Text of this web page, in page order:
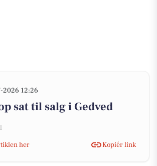
2026 12:26
sat til salg i Gedved
her
Kopiér link